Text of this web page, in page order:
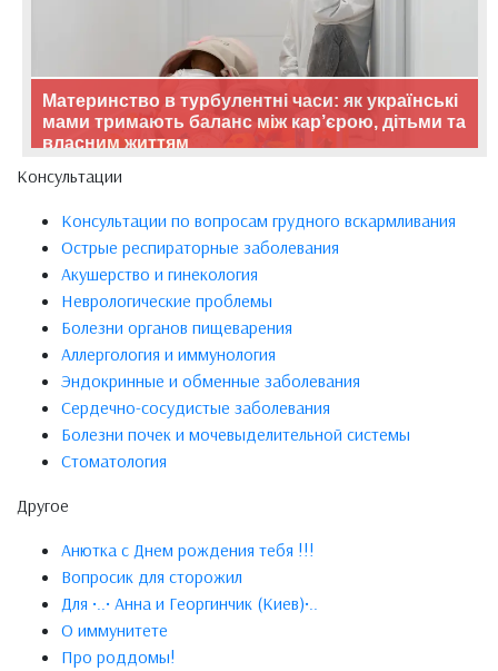
Материнство в турбулентні часи: як українські
мами тримають баланс між кар’єрою, дітьми та
власним життям
Консультации
Консультации по вопросам грудного вскармливания
Острые респираторные заболевания
Акушерство и гинекология
Неврологические проблемы
Болезни органов пищеварения
Аллергология и иммунология
Эндокринные и обменные заболевания
Сердечно-сосудистые заболевания
Болезни почек и мочевыделительной системы
Стоматология
Другое
Анютка с Днем рождения тебя !!!
Вопросик для сторожил
Для •..• Анна и Георгинчик (Киев)•..
О иммунитете
Про роддомы!